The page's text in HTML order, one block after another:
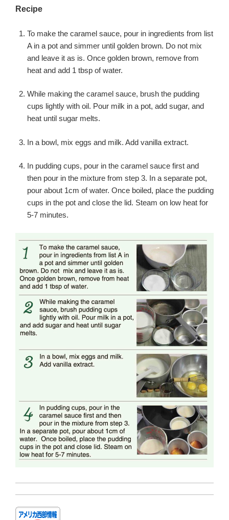
Recipe
To make the caramel sauce, pour in ingredients from list
A in a pot and simmer until golden brown. Do not mix
and leave it as is. Once golden brown, remove from
heat and add 1 tbsp of water.
While making the caramel sauce, brush the pudding
cups lightly with oil. Pour milk in a pot, add sugar, and
heat until sugar melts.
In a bowl, mix eggs and milk. Add vanilla extract.
In pudding cups, pour in the caramel sauce first and
then pour in the mixture from step 3. In a separate pot,
pour about 1cm of water. Once boiled, place the pudding
cups in the pot and close the lid. Steam on low heat for
5-7 minutes.